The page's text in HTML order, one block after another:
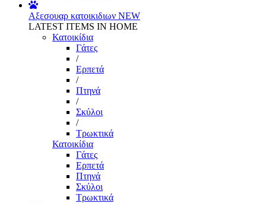
Αξεσουαρ κατοικιδιων NEW
LATEST ITEMS IN HOME
Κατοικίδια
Γάτες
/
Ερπετά
/
Πτηνά
/
Σκύλοι
/
Τρωκτικά
Κατοικίδια
Γάτες
Ερπετά
Πτηνά
Σκύλοι
Τρωκτικά